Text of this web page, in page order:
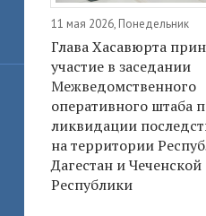
11 мая 2026, Понедельник
Глава Хасавюрта
участие в заседании
Межведомственного
оперативного штаба
ликвидации
на территории
Дагестан и Чеченской
Республики